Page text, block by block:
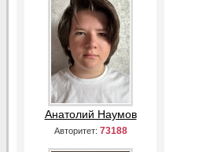
Анатолий Наумов
Авторитет: 73188